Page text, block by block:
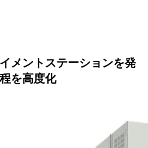
メントステーションを発
を高度化